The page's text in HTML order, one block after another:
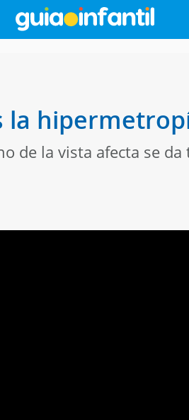
la
de la vista afecta se